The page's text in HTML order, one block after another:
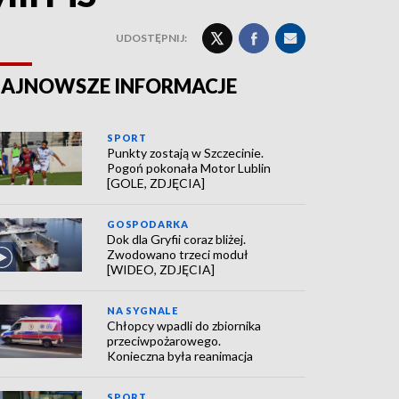
UDOSTĘPNIJ:
INFORMACJE
SPORT
Punkty zostają w Szczecinie.
Pogoń pokonała Motor Lublin
[GOLE, ZDJĘCIA]
GOSPODARKA
Dok dla Gryfii coraz bliżej.
Zwodowano trzeci moduł
[WIDEO, ZDJĘCIA]
NA SYGNALE
Chłopcy wpadli do zbiornika
przeciwpożarowego.
Konieczna była reanimacja